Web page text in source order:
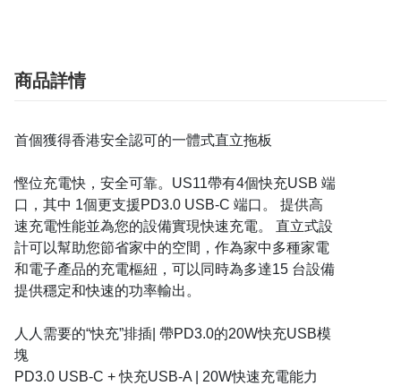
商品詳情
首個獲得香港安全認可的一體式直立拖板
慳位充電快，安全可靠。US11帶有4個快充USB 端
口，其中 1個更支援PD3.0 USB-C 端口。 提供高
速充電性能並為您的設備實現快速充電。 直立式設
計可以幫助您節省家中的空間，作為家中多種家電
和電子產品的充電樞紐，可以同時為多達15 台設備
提供穩定和快速的功率輸出。
人人需要的“快充”排插| 帶PD3.0的20W快充USB模
塊
PD3.0 USB-C + 快充USB-A | 20W快速充電能力